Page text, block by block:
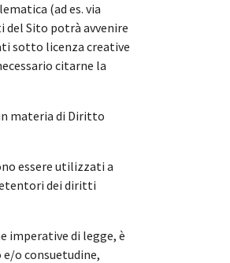
(ad es. via
Sito potrà avvenire
sotto licenza creative
citarne la
materia di Diritto
essere utilizzati a
dei diritti
imperative di legge, è
o consuetudine,